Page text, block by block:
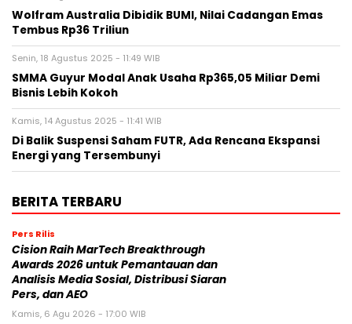
Wolfram Australia Dibidik BUMI, Nilai Cadangan Emas
Tembus Rp36 Triliun
Senin, 18 Agustus 2025 - 11:49 WIB
SMMA Guyur Modal Anak Usaha Rp365,05 Miliar Demi
Bisnis Lebih Kokoh
Kamis, 14 Agustus 2025 - 11:41 WIB
Di Balik Suspensi Saham FUTR, Ada Rencana Ekspansi
Energi yang Tersembunyi
BERITA TERBARU
Pers Rilis
Cision Raih MarTech Breakthrough
Awards 2026 untuk Pemantauan dan
Analisis Media Sosial, Distribusi Siaran
Pers, dan AEO
Kamis, 6 Agu 2026 - 17:00 WIB